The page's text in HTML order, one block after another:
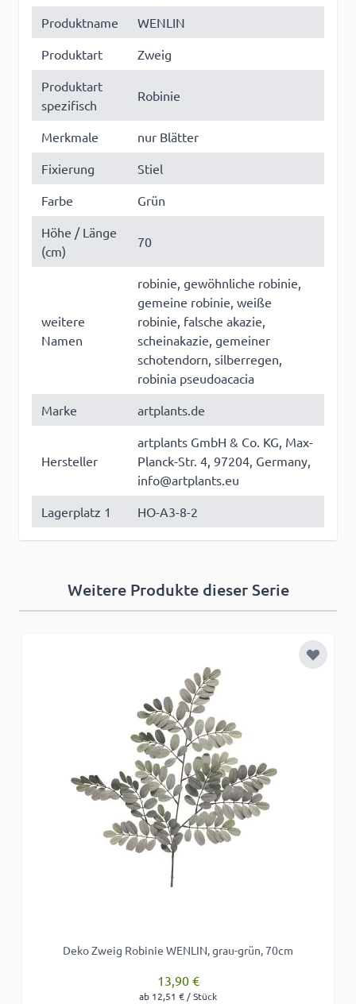
Produktname
WENLIN
Produktart
Zweig
Produktart
spezifisch
Robinie
Merkmale
nur Blätter
Fixierung
Stiel
Farbe
Grün
Höhe / Länge
(cm)
70
weitere
Namen
robinie, gewöhnliche robinie,
gemeine robinie, weiße
robinie, falsche akazie,
scheinakazie, gemeiner
schotendorn, silberregen,
robinia pseudoacacia
Marke
artplants.de
Hersteller
artplants GmbH & Co. KG, Max-
Planck-Str. 4, 97204, Germany,
info@artplants.eu
Lagerplatz 1
HO-A3-8-2
Weitere Produkte dieser Serie
Zur
Deko Zweig Robinie WENLIN, grau-grün, 70cm
13,90 €
ab 12,51 € / Stück